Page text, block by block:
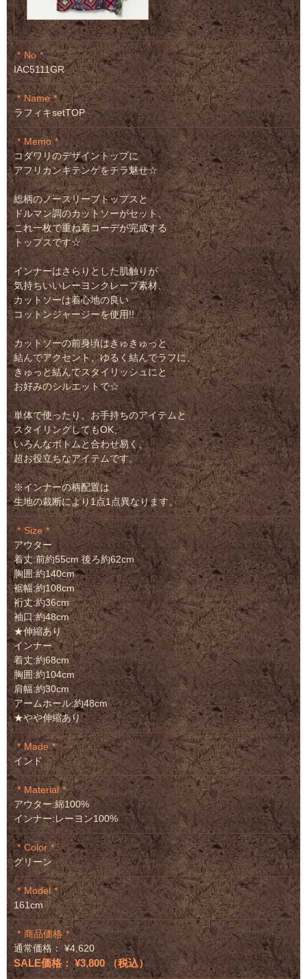
No
IAC5111GR
Name
ラフィキsetTOP
Memo
コダワリのデザイントップに
アフリカンキテンゲをチラ魅せ☆
総柄のノースリーブトップスと
ドルマン調のカットソーがセット、
これ一枚で重ね着コーデが完成する
トップスです☆
インナーはさらりとした肌触りが
気持ちいいレーヨンクレープ素材、
カットソーは着心地の良い
コットンジャージーを使用!!
カットソーの前身頃はきゅきゅっと
結んでアクセント、ゆるく結んでラフに、
きゅっと結んでスタイリッシュにと
お好みのシルエットで☆
単体で使ったり、お手持ちのアイテムと
スタイリングしてもOK、
いろんなボトムと合わせ易く、
超お役立ちなアイテムです。
※インナーの柄配置は
生地の裁断により1点1点異なります。
Size
アウター
着丈:前約55cm 後ろ約62cm
胸囲:約140cm
裾幅:約108cm
裄丈:約36cm
袖口:約48cm
★伸縮あり
インナー
着丈:約68cm
胸囲:約104cm
肩幅:約30cm
アームホール:約48cm
★やや伸縮あり
Made
インド
Material
アウター:綿100%
インナー:レーヨン100%
Color
グリーン
Model
161cm
商品価格
通常価格： ¥4,620
SALE価格： ¥3,800 （税込）